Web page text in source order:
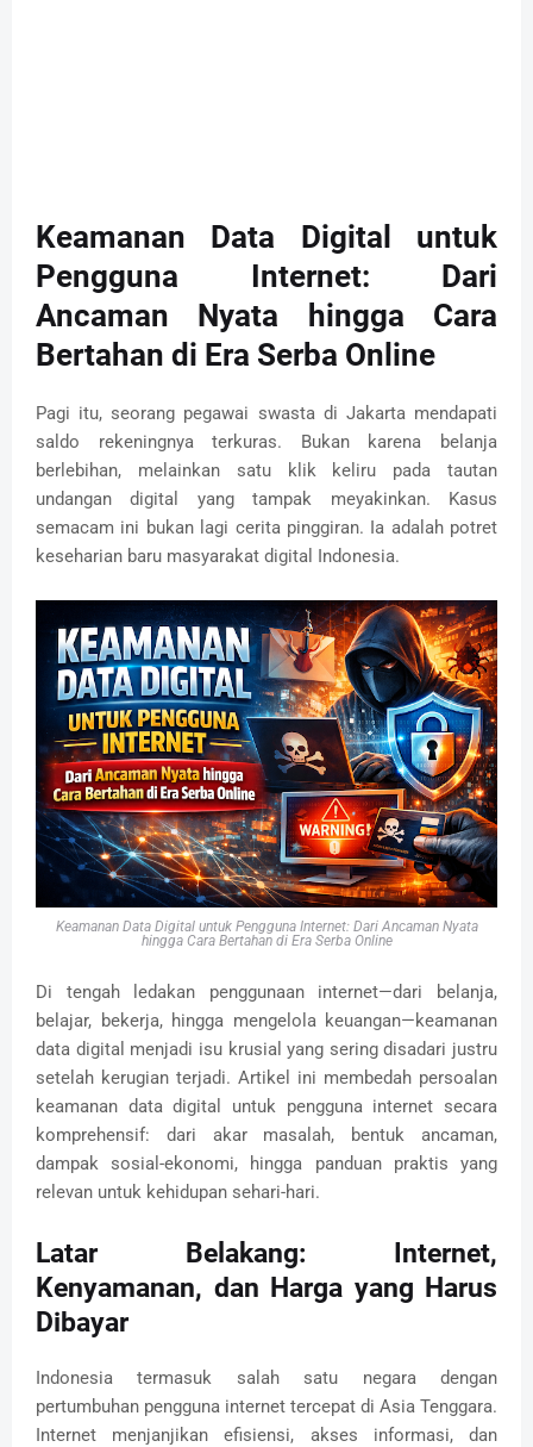
Keamanan Data Digital untuk
Pengguna Internet: Dari
Ancaman Nyata hingga Cara
Bertahan di Era Serba Online
Pagi itu, seorang pegawai swasta di Jakarta mendapati
saldo rekeningnya terkuras. Bukan karena belanja
berlebihan, melainkan satu klik keliru pada tautan
undangan digital yang tampak meyakinkan. Kasus
semacam ini bukan lagi cerita pinggiran. Ia adalah potret
keseharian baru masyarakat digital Indonesia.
Keamanan Data Digital untuk Pengguna Internet: Dari Ancaman Nyata
hingga Cara Bertahan di Era Serba Online
Di tengah ledakan penggunaan internet—dari belanja,
belajar, bekerja, hingga mengelola keuangan—keamanan
data digital menjadi isu krusial yang sering disadari justru
setelah kerugian terjadi. Artikel ini membedah persoalan
keamanan data digital untuk pengguna internet secara
komprehensif: dari akar masalah, bentuk ancaman,
dampak sosial-ekonomi, hingga panduan praktis yang
relevan untuk kehidupan sehari-hari.
Latar Belakang: Internet,
Kenyamanan, dan Harga yang Harus
Dibayar
Indonesia termasuk salah satu negara dengan
pertumbuhan pengguna internet tercepat di Asia Tenggara.
Internet menjanjikan efisiensi, akses informasi, dan